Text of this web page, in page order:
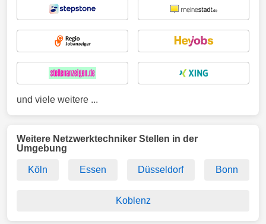
und viele weitere ...
Weitere Netzwerktechniker Stellen in der
Umgebung
Köln Essen Düsseldorf Bonn
Koblenz